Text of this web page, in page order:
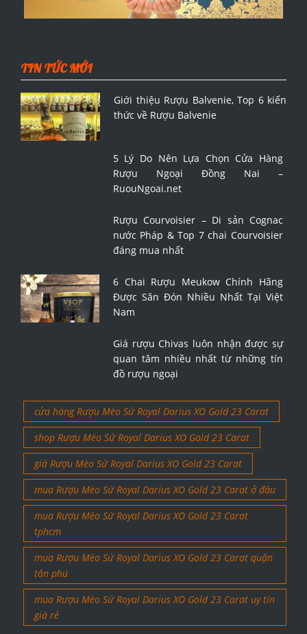
TIN TỨC MỚI
Giới thiệu Rượu Balvenie, Top 6 kiến
thức về Rượu Balvenie
5 Lý Do Nên Lựa Chọn Cửa Hàng
Rượu Ngoại Đồng Nai –
RuouNgoai.net
Rượu Courvoisier – Di sản Cognac
nước Pháp & Top 7 chai Courvoisier
đáng mua nhất
6 Chai Rượu Meukow Chính Hãng
Được Săn Đón Nhiều Nhất Tại Việt
Nam
Giá rượu Chivas luôn nhận được sự
quan tâm nhiều nhất từ những tín
đồ rượu ngoại
cửa hàng Rượu Mèo Sứ Royal Darius XO Gold 23 Carat
shop Rượu Mèo Sứ Royal Darius XO Gold 23 Carat
giá Rượu Mèo Sứ Royal Darius XO Gold 23 Carat
mua Rượu Mèo Sứ Royal Darius XO Gold 23 Carat ở đâu
mua Rượu Mèo Sứ Royal Darius XO Gold 23 Carat
tphcm
mua Rượu Mèo Sứ Royal Darius XO Gold 23 Carat quận
tân phú
mua Rượu Mèo Sứ Royal Darius XO Gold 23 Carat uy tín
giá rẻ